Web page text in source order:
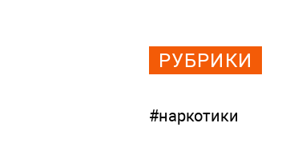
РУБРИКИ
#наркотики